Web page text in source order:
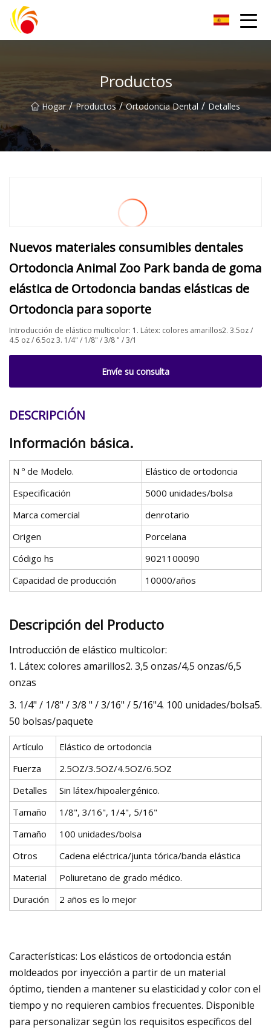
Artículos de laboratorio de plástico Co., Ltd de Wuxi
Productos
Hogar / Productos / Ortodoncia Dental / Detalles
Nuevos materiales consumibles dentales
Ortodoncia Animal Zoo Park banda de goma
elástica de Ortodoncia bandas elásticas de
Ortodoncia para soporte
Introducción de elástico multicolor: 1. Látex: colores amarillos2. 3.5oz /
4.5 oz / 6.5oz 3. 1/4" / 1/8" / 3/8 " / 3/1
Envíe su consulta
DESCRIPCIÓN
Información básica.
N º de Modelo.
Elástico de ortodoncia
Especificación
5000 unidades/bolsa
Marca comercial
denrotario
Origen
Porcelana
Código hs
9021100090
Capacidad de producción
10000/años
Descripción del Producto
Introducción de elástico multicolor:
1. Látex: colores amarillos2. 3,5 onzas/4,5 onzas/6,5
onzas
3. 1/4" / 1/8" / 3/8 " / 3/16" / 5/16"4. 100 unidades/bolsa5.
50 bolsas/paquete
Artículo
Elástico de ortodoncia
Fuerza
2.5OZ/3.5OZ/4.5OZ/6.5OZ
Detalles
Sin látex/hipoalergénico.
Tamaño
1/8", 3/16", 1/4", 5/16"
Tamaño
100 unidades/bolsa
Otros
Cadena eléctrica/junta tórica/banda elástica
Material
Poliuretano de grado médico.
Duración
2 años es lo mejor
Características: Los elásticos de ortodoncia están
moldeados por inyección a partir de un material
óptimo, tienden a mantener su elasticidad y color con el
tiempo y no requieren cambios frecuentes. Disponible
para personalizar según los requisitos específicos del